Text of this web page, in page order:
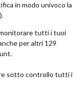
in modo univoco la
tutti i tuoi
per altri 129
sotto controllo tutti i